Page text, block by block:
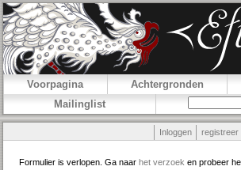
Voorpagina Achtergronden
Mailinglist
Inloggen registreer
Formulier is verlopen. Ga naar het verzoek en probeer